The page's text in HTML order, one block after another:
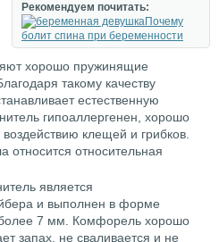
Рекомендуем почитать:
Почему
болит спина при беременности
хорошо пружинящие
такому качеству
естественную
гипоаллергенен, хорошо
клещей и грибков.
относится относительная
является
и выполнен в форме
7 мм. Комфорель хорошо
запах, не сваливается и не